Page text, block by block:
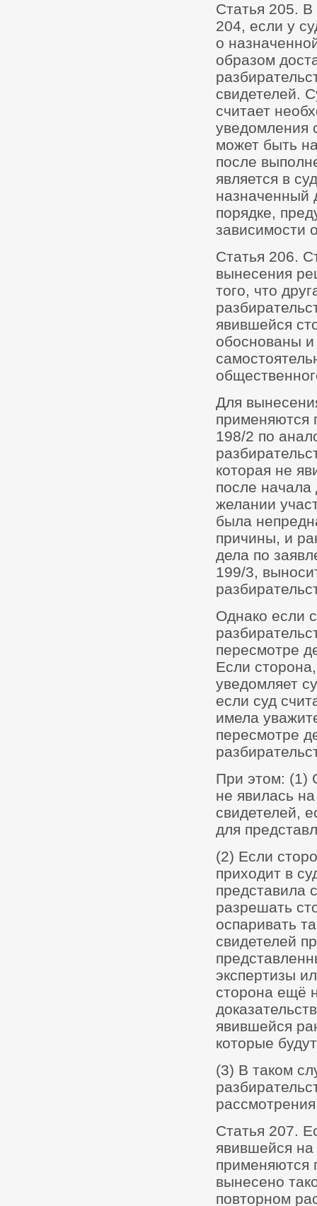
Статья 205. В
204, если у
о
образом
свидетелей.
считает
уведомления
может быть
после
является в
назначенный
порядке,
зависимости
Статья 206.
вынесения
того, что
явившейся
обоснованы и
Для
применяются
198/2 по
которая не
после начала
желании
была
причины, и
дела по
199/3,
Однако если
пересмотре
Если
уведомляет
если суд
имела
пересмотре
При этом: (1)
не явилась
свидетелей,
для
(2) Если
приходит в
представила
разрешать
оспаривать
свидетелей
экспертизы
сторона ещё
явившейся
которые
(3) В таком
Статья 207.
явившейся на
применяются
вынесено
повторном